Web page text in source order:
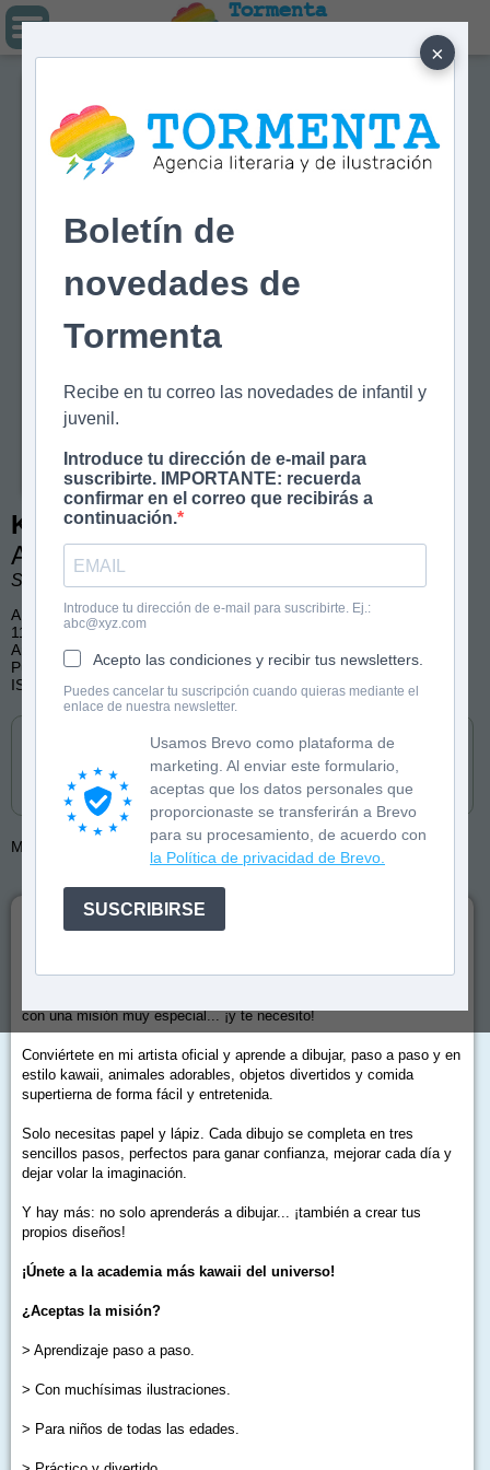
×
Boletín de
novedades de
Tormenta
Recibe en tu correo las novedades de infantil y
juvenil.
Introduce tu dirección de e-mail para
suscribirte. IMPORTANTE: recuerda
confirmar en el correo que recibirás a
continuación.
Introduce tu dirección de e-mail para suscribirte. Ej.:
abc@xyz.com
Acepto las condiciones y recibir tus newsletters.
Puedes cancelar tu suscripción cuando quieras mediante el
enlace de nuestra newsletter.
Usamos Brevo como plataforma de
marketing. Al enviar este formulario,
aceptas que los datos personales que
proporcionaste se transferirán a Brevo
para su procesamiento, de acuerdo con
la Política de privacidad de Brevo.
SUSCRIBIRSE
Tormenta
Kawaii Academy
Aprende a dibujar kawaii
Squid&Pig
A partir de 7 años
112 páginas, blanco y negro con ilustraciones
Arte, Kawaii, Dibujar
Publicado por Molino
ISBN: 9788427256262
Cómpralo en
Más de: Squid&Pig
¡Aprender a dibujar nunca ha sido tan fácil! Descubre cómo
con una misión muy especial... ¡y te necesito!
Conviértete en mi artista oficial y aprende a dibujar, paso a paso y en
estilo kawaii, animales adorables, objetos divertidos y comida
supertierna de forma fácil y entretenida.
Solo necesitas papel y lápiz. Cada dibujo se completa en tres
sencillos pasos, perfectos para ganar confianza, mejorar cada día y
dejar volar la imaginación.
Y hay más: no solo aprenderás a dibujar... ¡también a crear tus
propios diseños!
¡Únete a la academia más kawaii del universo!
¿Aceptas la misión?
> Aprendizaje paso a paso.
> Con muchísimas ilustraciones.
> Para niños de todas las edades.